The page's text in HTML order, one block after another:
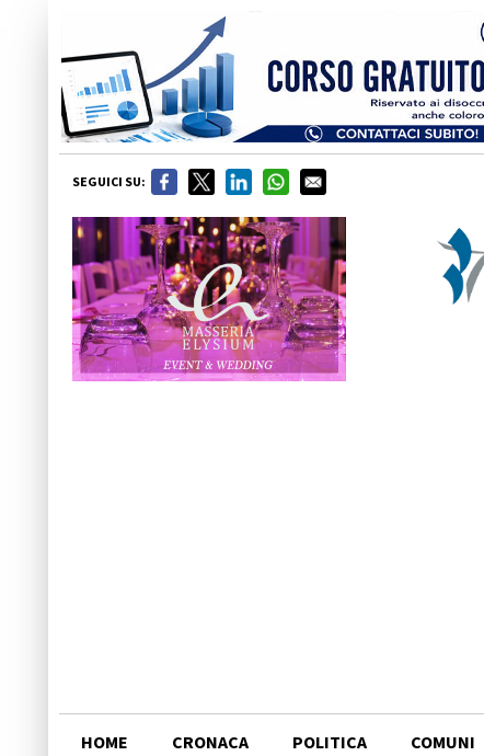
SEGUICI SU:
HOME CRONACA POLITICA COMUNI